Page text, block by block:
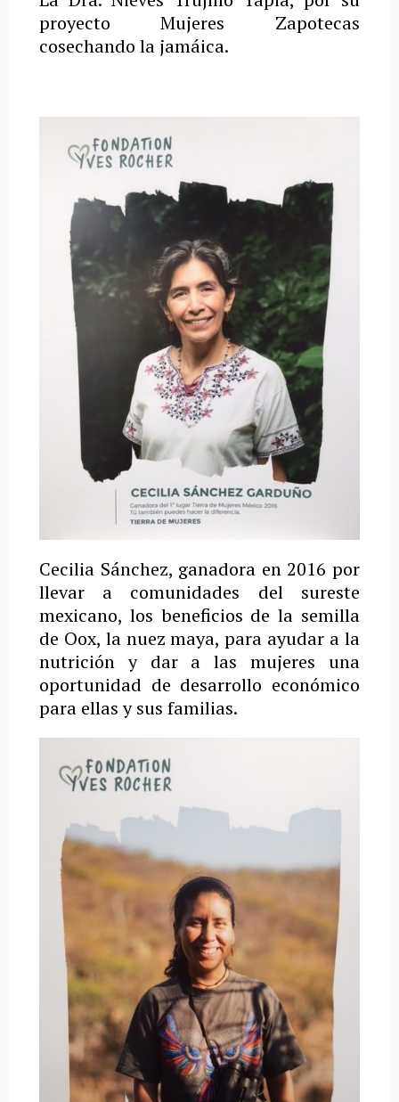
proyecto Mujeres Zapotecas
cosechando la jamáica.
Cecilia Sánchez, ganadora en 2016 por
llevar a comunidades del sureste
mexicano, los beneficios de la semilla
de Oox, la nuez maya, para ayudar a la
nutrición y dar a las mujeres una
oportunidad de desarrollo económico
para ellas y sus familias.